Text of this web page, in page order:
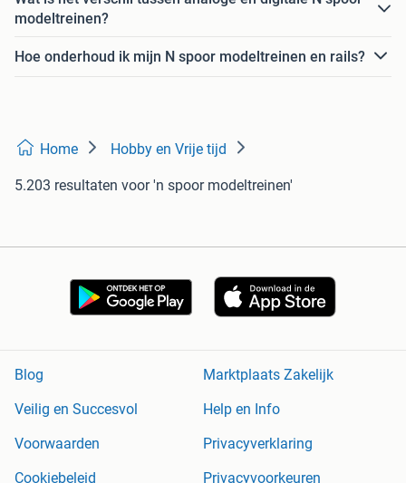
modeltreinen?
Hoe onderhoud ik mijn N spoor modeltreinen en rails?
Home Hobby en Vrije tijd
5.203 resultaten voor 'n spoor modeltreinen'
Blog
Marktplaats Zakelijk
Veilig en Succesvol
Help en Info
Voorwaarden
Privacyverklaring
Cookiebeleid
Privacyvoorkeuren